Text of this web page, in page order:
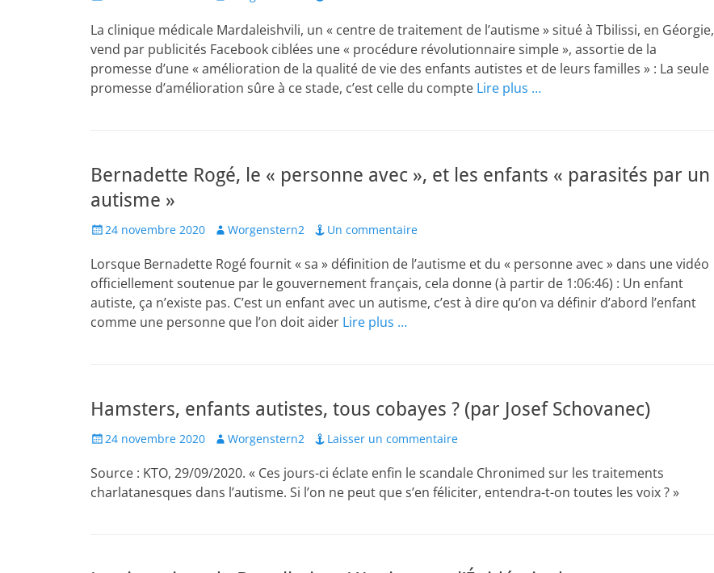
La clinique médicale Mardaleishvili, un « centre de traitement de l’autisme » situé à Tbilissi, en Géorgie,
vend par publicités Facebook ciblées une « procédure révolutionnaire simple », assortie de la
promesse d’une « amélioration de la qualité de vie des enfants autistes et de leurs familles » : La seule
promesse d’amélioration sûre à ce stade, c’est celle du compte Lire plus …
Bernadette Rogé, le « personne avec », et les enfants « parasités par un
autisme »
Posted
24 novembre 2020 Author
Worgenstern2 Un commentaire
Lorsque Bernadette Rogé fournit « sa » définition de l’autisme et du « personne avec » dans une vidéo
officiellement soutenue par le gouvernement français, cela donne (à partir de 1:06:46) : Un enfant
autiste, ça n’existe pas. C’est un enfant avec un autisme, c’est à dire qu’on va définir d’abord l’enfant
comme une personne que l’on doit aider Lire plus …
Hamsters, enfants autistes, tous cobayes ? (par Josef Schovanec)
Posted
24 novembre 2020 Author
Worgenstern2 Laisser un commentaire
Source : KTO, 29/09/2020. « Ces jours-ci éclate enfin le scandale Chronimed sur les traitements
charlatanesques dans l’autisme. Si l’on ne peut que s’en féliciter, entendra-t-on toutes les voix ? »